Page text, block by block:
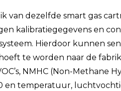
van dezelfde smart gas
kalibratiegegevens en
Hierdoor kunnen
te worden naar de
VOC’s, NMHC (Non-
en temperatuur,